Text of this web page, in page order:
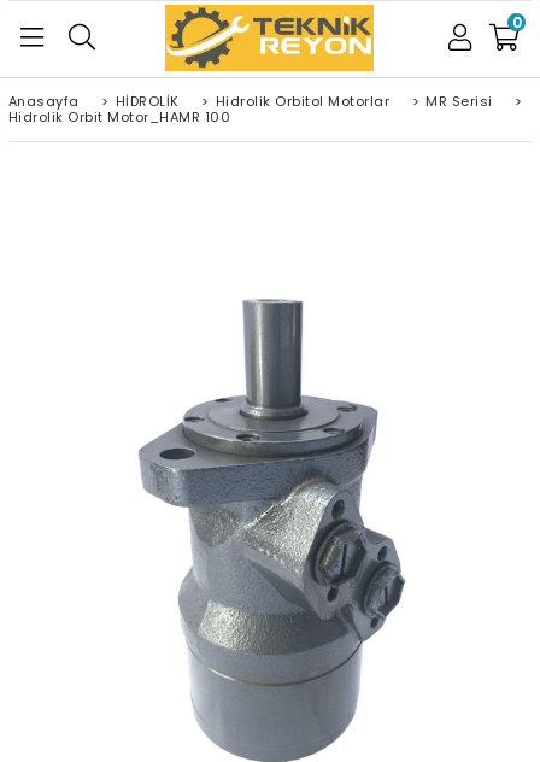
0
Anasayfa > HİDROLİK > Hidrolik Orbitol Motorlar > MR Serisi
>
Hidrolik Orbit Motor_HAMR 100